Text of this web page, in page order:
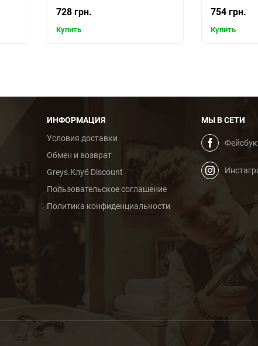
728 грн.
Купить
754 грн.
Купить
ИНФОРМАЦИЯ
Условия доставки
Обмен и возврат
Greys.Клуб Discount
Пользовательское cоглашение
Политика конфиденциальности
МЫ В СЕТИ
Фейсбук